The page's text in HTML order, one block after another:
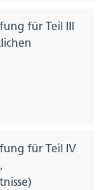
für Teil III
für Teil IV